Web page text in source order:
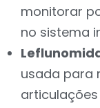
monitorar
no sistema
usada para